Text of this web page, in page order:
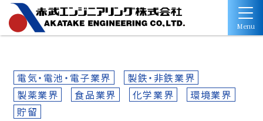
Menu
電気・電池・電子業界
製鉄・非鉄業界
製薬業界
食品業界 化学業界
環境業界
貯留